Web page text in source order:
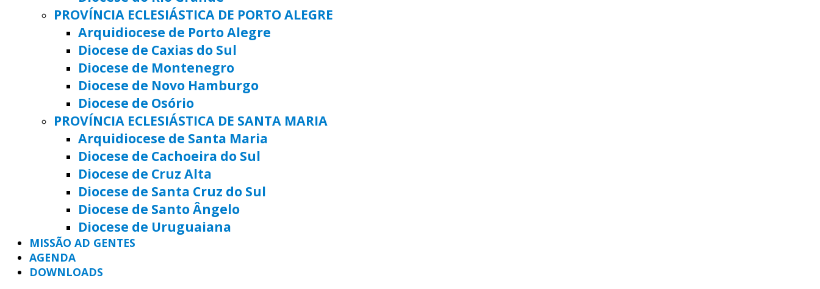
PROVÍNCIA ECLESIÁSTICA DE PORTO ALEGRE
Arquidiocese de Porto Alegre
Diocese de Caxias do Sul
Diocese de Montenegro
Diocese de Novo Hamburgo
Diocese de Osório
PROVÍNCIA ECLESIÁSTICA DE SANTA MARIA
Arquidiocese de Santa Maria
Diocese de Cachoeira do Sul
Diocese de Cruz Alta
Diocese de Santa Cruz do Sul
Diocese de Santo Ângelo
Diocese de Uruguaiana
MISSÃO AD GENTES
AGENDA
DOWNLOADS